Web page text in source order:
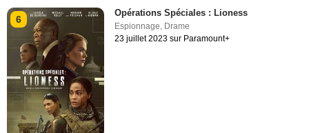
6
Opérations Spéciales : Lioness
Espionnage, Drame
23 juillet 2023 sur Paramount+